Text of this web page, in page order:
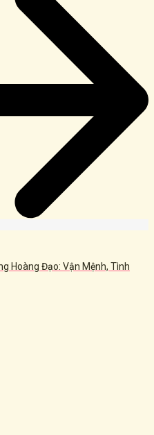
Hoàng Đạo: Vận Mệnh, Tình